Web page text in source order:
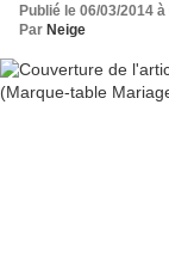
Publié le 06/03/2014
Par Neige